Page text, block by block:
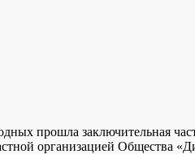
заключительная часть
организацией